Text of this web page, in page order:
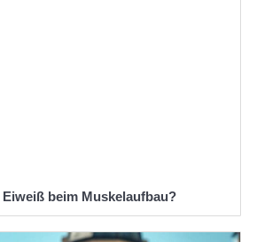
beim Muskelaufbau?